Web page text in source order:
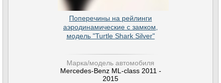
Поперечины на рейлинги
аэродинамические с замком,
модель "Turtle Shark Silver"
Марка/модель автомобиля
Mercedes-Benz ML-class 2011 -
2015